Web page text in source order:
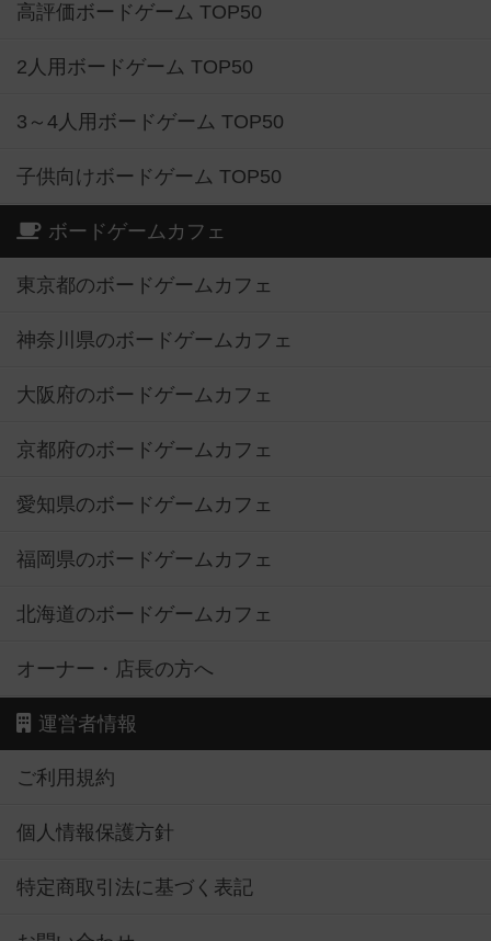
高評価ボードゲーム TOP50
2人用ボードゲーム TOP50
3～4人用ボードゲーム TOP50
子供向けボードゲーム TOP50
ボードゲームカフェ
東京都のボードゲームカフェ
神奈川県のボードゲームカフェ
大阪府のボードゲームカフェ
京都府のボードゲームカフェ
愛知県のボードゲームカフェ
福岡県のボードゲームカフェ
北海道のボードゲームカフェ
オーナー・店長の方へ
運営者情報
ご利用規約
個人情報保護方針
特定商取引法に基づく表記